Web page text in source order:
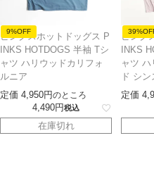
9%OFF
ピンクスホットドッグス P
INKS HOTDOGS 半袖 Tシ
ャツ ハリウッドカリフォ
ルニア
定価 4,950 のところ
4,490 税込
在庫切れ
ピンク
INKS
ャツ ハ
ド シ
定価